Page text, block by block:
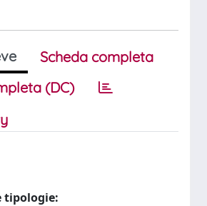
Scheda completa
(DC)
tipologie: